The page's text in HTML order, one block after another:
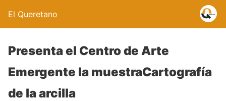
El Queretano
Presenta el Centro de Arte
Emergente la muestraCartografía
de la arcilla